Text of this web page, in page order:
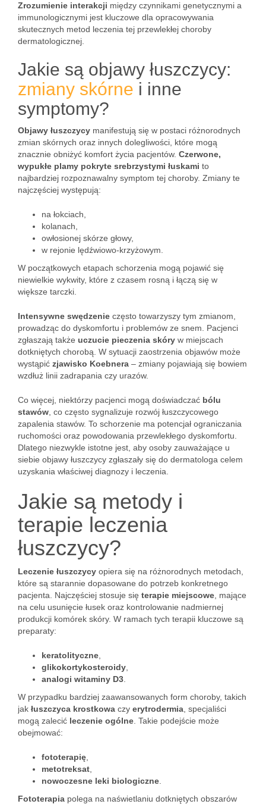
Zrozumienie interakcji między czynnikami genetycznymi a
immunologicznymi jest kluczowe dla opracowywania
skutecznych metod leczenia tej przewlekłej choroby
dermatologicznej.
Jakie są objawy łuszczycy:
zmiany skórne i inne
symptomy?
Objawy łuszczycy manifestują się w postaci różnorodnych
zmian skórnych oraz innych dolegliwości, które mogą
znacznie obniżyć komfort życia pacjentów. Czerwone,
wypukłe plamy pokryte srebrzystymi łuskami to
najbardziej rozpoznawalny symptom tej choroby. Zmiany te
najczęściej występują:
na łokciach,
kolanach,
owłosionej skórze głowy,
w rejonie lędźwiowo-krzyżowym.
W początkowych etapach schorzenia mogą pojawić się
niewielkie wykwity, które z czasem rosną i łączą się w
większe tarczki.
Intensywne swędzenie często towarzyszy tym zmianom,
prowadząc do dyskomfortu i problemów ze snem. Pacjenci
zgłaszają także uczucie pieczenia skóry w miejscach
dotkniętych chorobą. W sytuacji zaostrzenia objawów może
wystąpić zjawisko Koebnera – zmiany pojawiają się bowiem
wzdłuż linii zadrapania czy urazów.
Co więcej, niektórzy pacjenci mogą doświadczać bólu
stawów , co często sygnalizuje rozwój łuszczycowego
zapalenia stawów. To schorzenie ma potencjał ograniczania
ruchomości oraz powodowania przewlekłego dyskomfortu.
Dlatego niezwykle istotne jest, aby osoby zauważające u
siebie objawy łuszczycy zgłaszały się do dermatologa celem
uzyskania właściwej diagnozy i leczenia.
Jakie są metody i
terapie leczenia
łuszczycy?
Leczenie łuszczycy opiera się na różnorodnych metodach,
które są starannie dopasowane do potrzeb konkretnego
pacjenta. Najczęściej stosuje się terapie miejscowe , mające
na celu usunięcie łusek oraz kontrolowanie nadmiernej
produkcji komórek skóry. W ramach tych terapii kluczowe są
preparaty:
keratolityczne
glikokortykosteroidy
analogi witaminy D3
W przypadku bardziej zaawansowanych form choroby, takich
jak łuszczyca krostkowa czy erytrodermia , specjaliści
mogą zalecić leczenie ogólne . Takie podejście może
obejmować:
fototerapię
metotreksat
nowoczesne leki biologiczne
Fototerapia polega na naświetlaniu dotkniętych obszarów